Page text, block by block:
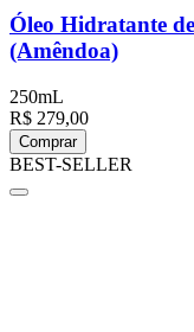
Óleo Hidratante
(Amêndoa)
250mL
R$ 279,00
Comprar
BEST-SELLER